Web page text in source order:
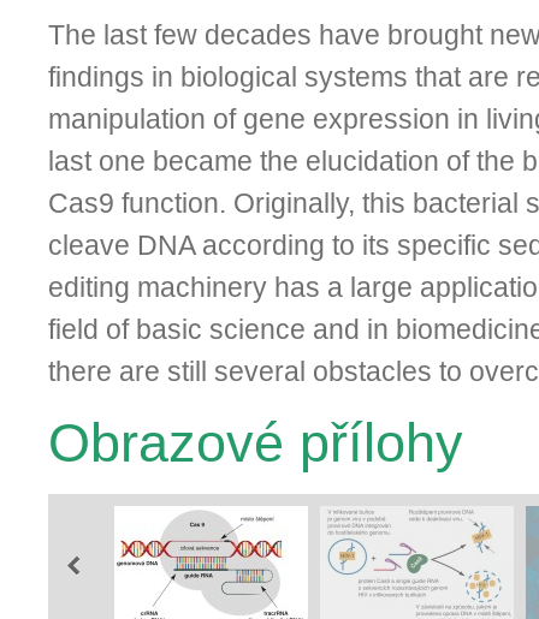
The last few decades have brought
findings in biological systems that are
manipulation of gene expression in
last one became the elucidation of the
Cas9 function. Originally, this bacterial
cleave DNA according to its specific
editing machinery has a large
field of basic science and in
there are still several obstacles to
Obrazové přílohy